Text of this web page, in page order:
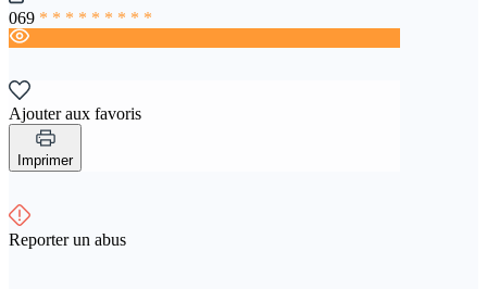
069 * * * * * * * * *
Ajouter aux favoris
Imprimer
Reporter un abus